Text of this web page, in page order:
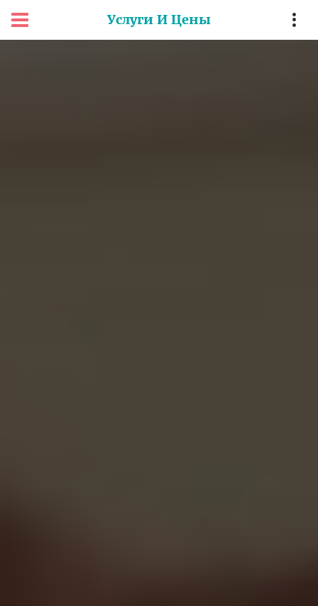
Услуги И Цены